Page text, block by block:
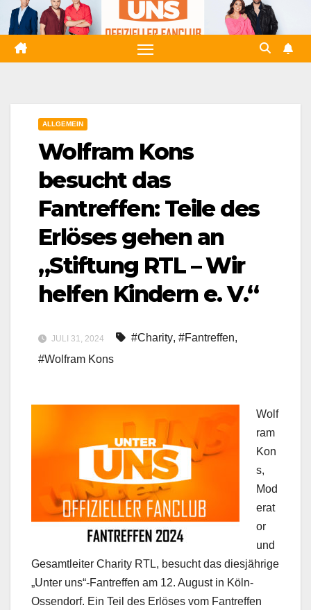
Zum
Inhalt
springen
ALLGEMEIN
Wolfram Kons
besucht das
Fantreffen: Teile des
Erlöses gehen an
„Stiftung RTL – Wir
helfen Kindern e. V.“
JULI 31, 2024 #Charity, #Fantreffen,
#Wolfram Kons
Wolf
ram
Kon
s,
Mod
erat
or
und
Gesamtleiter Charity RTL, besucht das diesjährige
„Unter uns“-Fantreffen am 12. August in Köln-
Ossendorf. Ein Teil des Erlöses vom Fantreffen